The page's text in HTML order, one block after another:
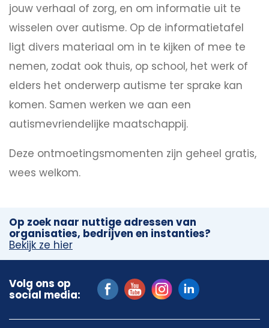
jouw verhaal of zorg, en om informatie uit te
wisselen over autisme. Op de informatietafel
ligt divers materiaal om in te kijken of mee te
nemen, zodat ook thuis, op school, het werk of
elders het onderwerp autisme ter sprake kan
komen. Samen werken we aan een
autismevriendelijke maatschappij.
Deze ontmoetingsmomenten zijn geheel gratis,
wees welkom.
Op zoek naar nuttige adressen van
organisaties, bedrijven en instanties?
Bekijk ze hier
Volg ons op
social media: